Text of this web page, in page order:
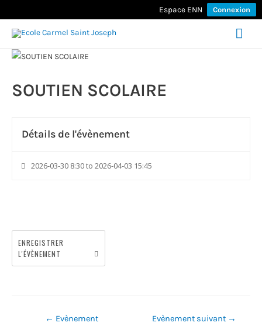
Espace ENN Connexion
SOUTIEN SCOLAIRE
Détails de l'évènement
2026-03-30 8:30 to 2026-04-03 15:45
ENREGISTRER
L'ÉVÈNEMENT
Navigation
← Evènement
Evènement suivant →